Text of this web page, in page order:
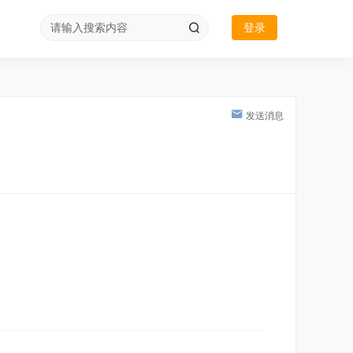
登录
发送消息